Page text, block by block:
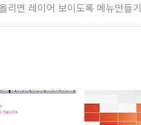
리면 레이어 보이도록 메뉴만들기